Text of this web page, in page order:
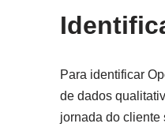
Para identificar
de dados
jornada do cliente